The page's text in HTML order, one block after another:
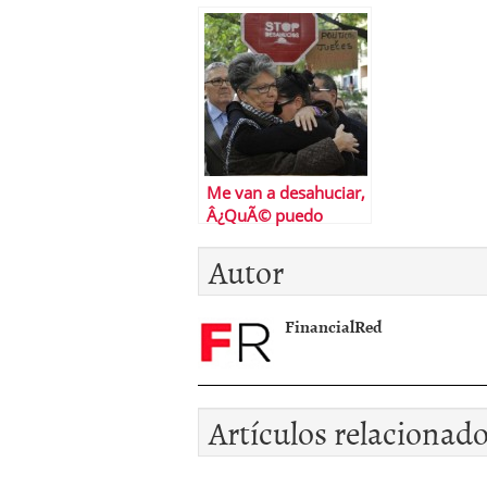
comprar una casa
Me van a desahuciar,
Â¿QuÃ© puedo
Autor
FinancialRed
Artículos